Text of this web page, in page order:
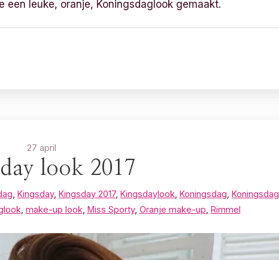
een leuke, oranje, Koningsdaglook gemaakt.
27 april
look 2017
Kingsday, Kingsday 2017, Kingsdaylook Koningsdag Koningsdag
make-up look Miss Sporty, Oranje make-up Rimmel